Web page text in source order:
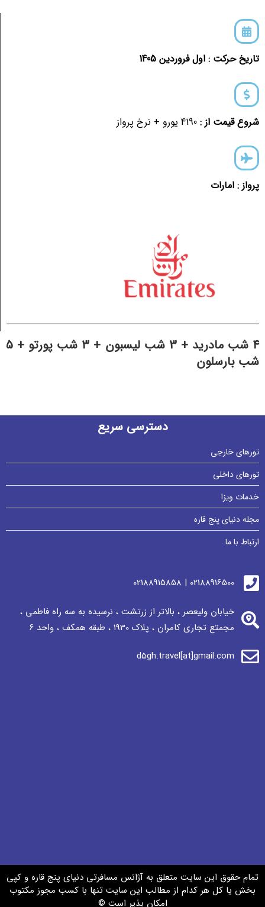
تاریخ حرکت : اول فروردین 1405
شروع قیمت از :
پرواز : امارات
4 شب مادرید + 3 شب لیسبون + 3 شب پورتو + 5
شب بارسلون
دسترسی سریع
تورهای خارجی
تورهای داخلی
خدمات ویزا
مجله دنیای پنج قاره
ارتباط با ما
02188916500 | 02188915858
خیابان ولیعصر ، بالاتر از زرتشت ، نرسيده به سه راه فاطمی ،
مجمتع تجاری كامران ، پلاک 1930 ، طبقه همکف ، واحد ٦
d5gh.travel[at]gmail.com
تمام حقوق این سایت متعلق به آژانس مسافرتی دنیای پنج قاره و کپی
بخش یا کل هر کدام از مطالب این سایت تنها با کسب مجوز مکتوب
امکان پذیر است ©